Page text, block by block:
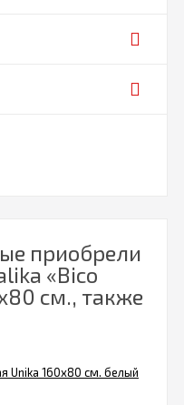
приобрели
«Bico
см., также
Unika 160х80 см. белый